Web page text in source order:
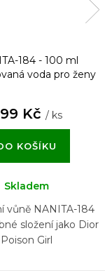
184 - 100 ml
voda pro ženy
Kč / ks
KOŠÍKU
Skladem
vůně NANITA-184
složení jako Dior
Poison Girl